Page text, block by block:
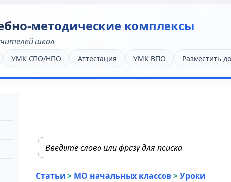
методические комплексы
школ
УМК СПО/НПО Аттестация УМК ВПО Разместить
Статьи > МО начальных классов>Уроки